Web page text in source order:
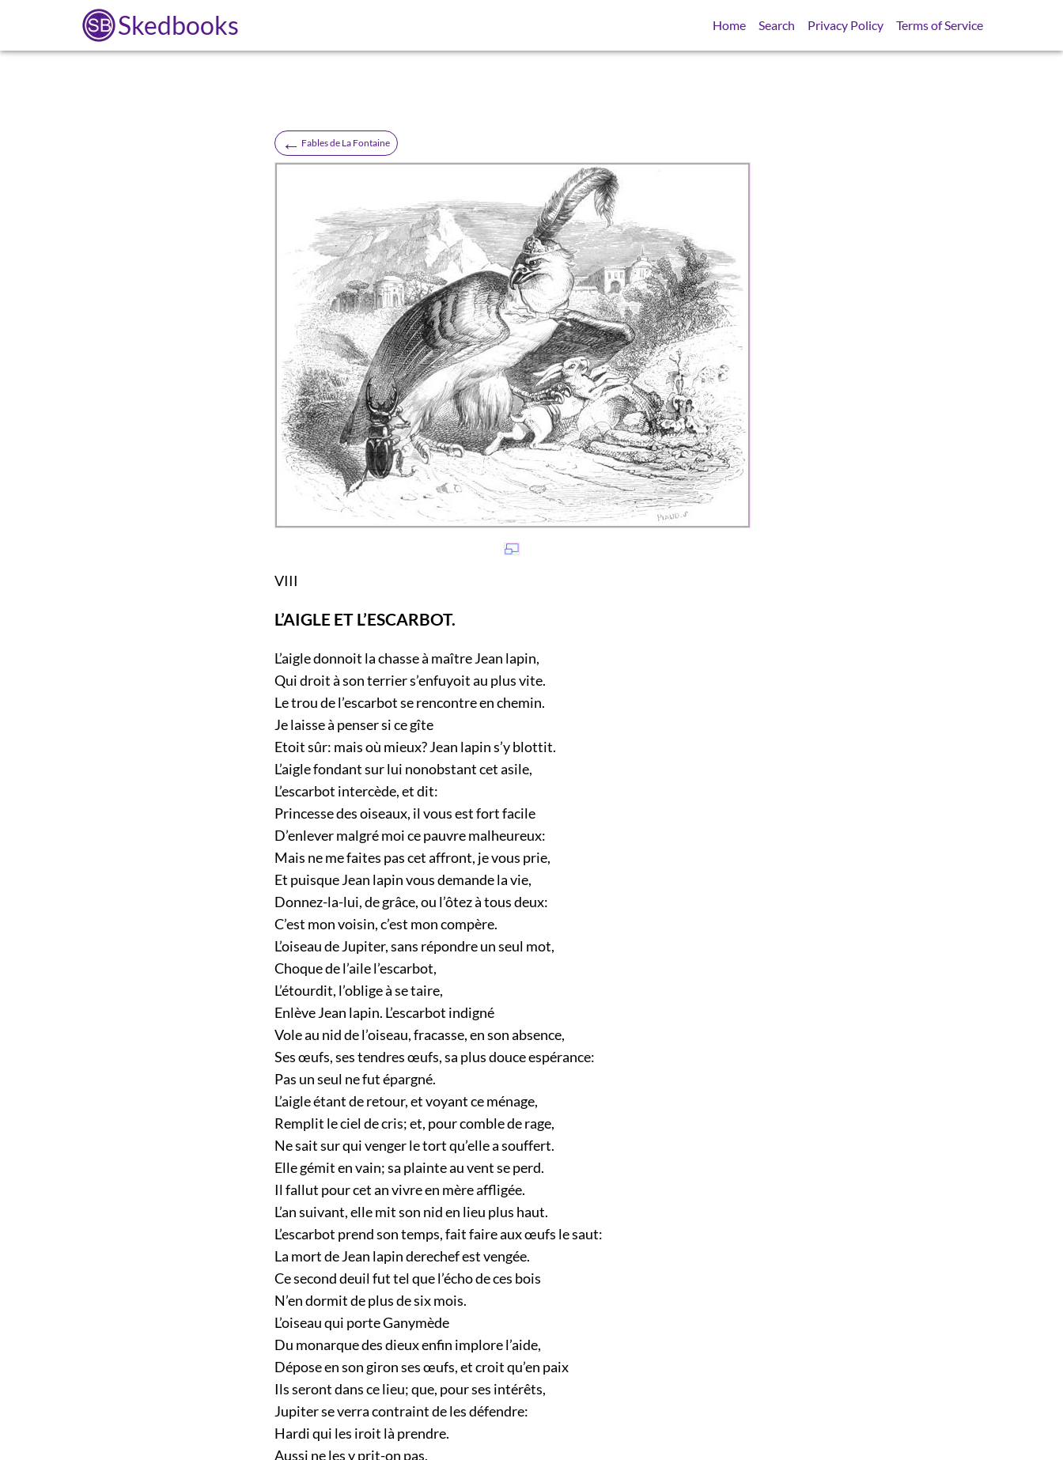
Skedbooks Home Search Privacy Policy Terms of Service
← Fables de La Fontaine
VIII
L’AIGLE ET L’ESCARBOT.
L’aigle donnoit la chasse à maître Jean lapin,
Qui droit à son terrier s’enfuyoit au plus vite.
Le trou de l’escarbot se rencontre en chemin.
Je laisse à penser si ce gîte
Etoit sûr: mais où mieux? Jean lapin s’y blottit.
L’aigle fondant sur lui nonobstant cet asile,
L’escarbot intercède, et dit:
Princesse des oiseaux, il vous est fort facile
D’enlever malgré moi ce pauvre malheureux:
Mais ne me faites pas cet affront, je vous prie,
Et puisque Jean lapin vous demande la vie,
Donnez-la-lui, de grâce, ou l’ôtez à tous deux:
C’est mon voisin, c’est mon compère.
L’oiseau de Jupiter, sans répondre un seul mot,
Choque de l’aile l’escarbot,
L’étourdit, l’oblige à se taire,
Enlève Jean lapin. L’escarbot indigné
Vole au nid de l’oiseau, fracasse, en son absence,
Ses œufs, ses tendres œufs, sa plus douce espérance:
Pas un seul ne fut épargné.
L’aigle étant de retour, et voyant ce ménage,
Remplit le ciel de cris; et, pour comble de rage,
Ne sait sur qui venger le tort qu’elle a souffert.
Elle gémit en vain; sa plainte au vent se perd.
Il fallut pour cet an vivre en mère affligée.
L’an suivant, elle mit son nid en lieu plus haut.
L’escarbot prend son temps, fait faire aux œufs le saut:
La mort de Jean lapin derechef est vengée.
Ce second deuil fut tel que l’écho de ces bois
N’en dormit de plus de six mois.
L’oiseau qui porte Ganymède
Du monarque des dieux enfin implore l’aide,
Dépose en son giron ses œufs, et croit qu’en paix
Ils seront dans ce lieu; que, pour ses intérêts,
Jupiter se verra contraint de les défendre:
Hardi qui les iroit là prendre.
Aussi ne les y prit-on pas.